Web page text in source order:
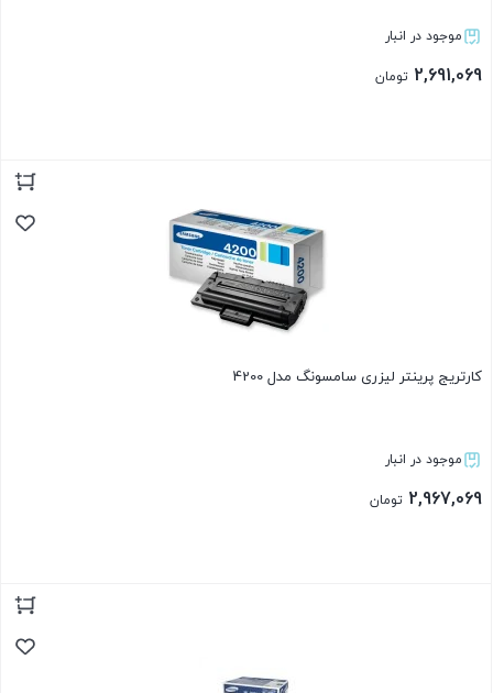
موجود در انبار
2,691,069 تومان
کارتریج پرینتر لیزری سامسونگ مدل 4200
موجود در انبار
2,967,069 تومان